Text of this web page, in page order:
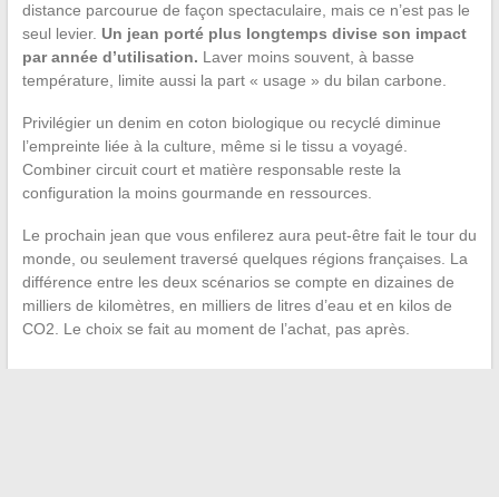
distance parcourue de façon spectaculaire, mais ce n’est pas le
seul levier. Un jean porté plus longtemps divise son impact
par année d’utilisation. Laver moins souvent, à basse
température, limite aussi la part « usage » du bilan carbone.
Privilégier un denim en coton biologique ou recyclé diminue
l’empreinte liée à la culture, même si le tissu a voyagé.
Combiner circuit court et matière responsable reste la
configuration la moins gourmande en ressources.
Le prochain jean que vous enfilerez aura peut-être fait le tour du
monde, ou seulement traversé quelques régions françaises. La
différence entre les deux scénarios se compte en dizaines de
milliers de kilomètres, en milliers de litres d’eau et en kilos de
CO2. Le choix se fait au moment de l’achat, pas après.